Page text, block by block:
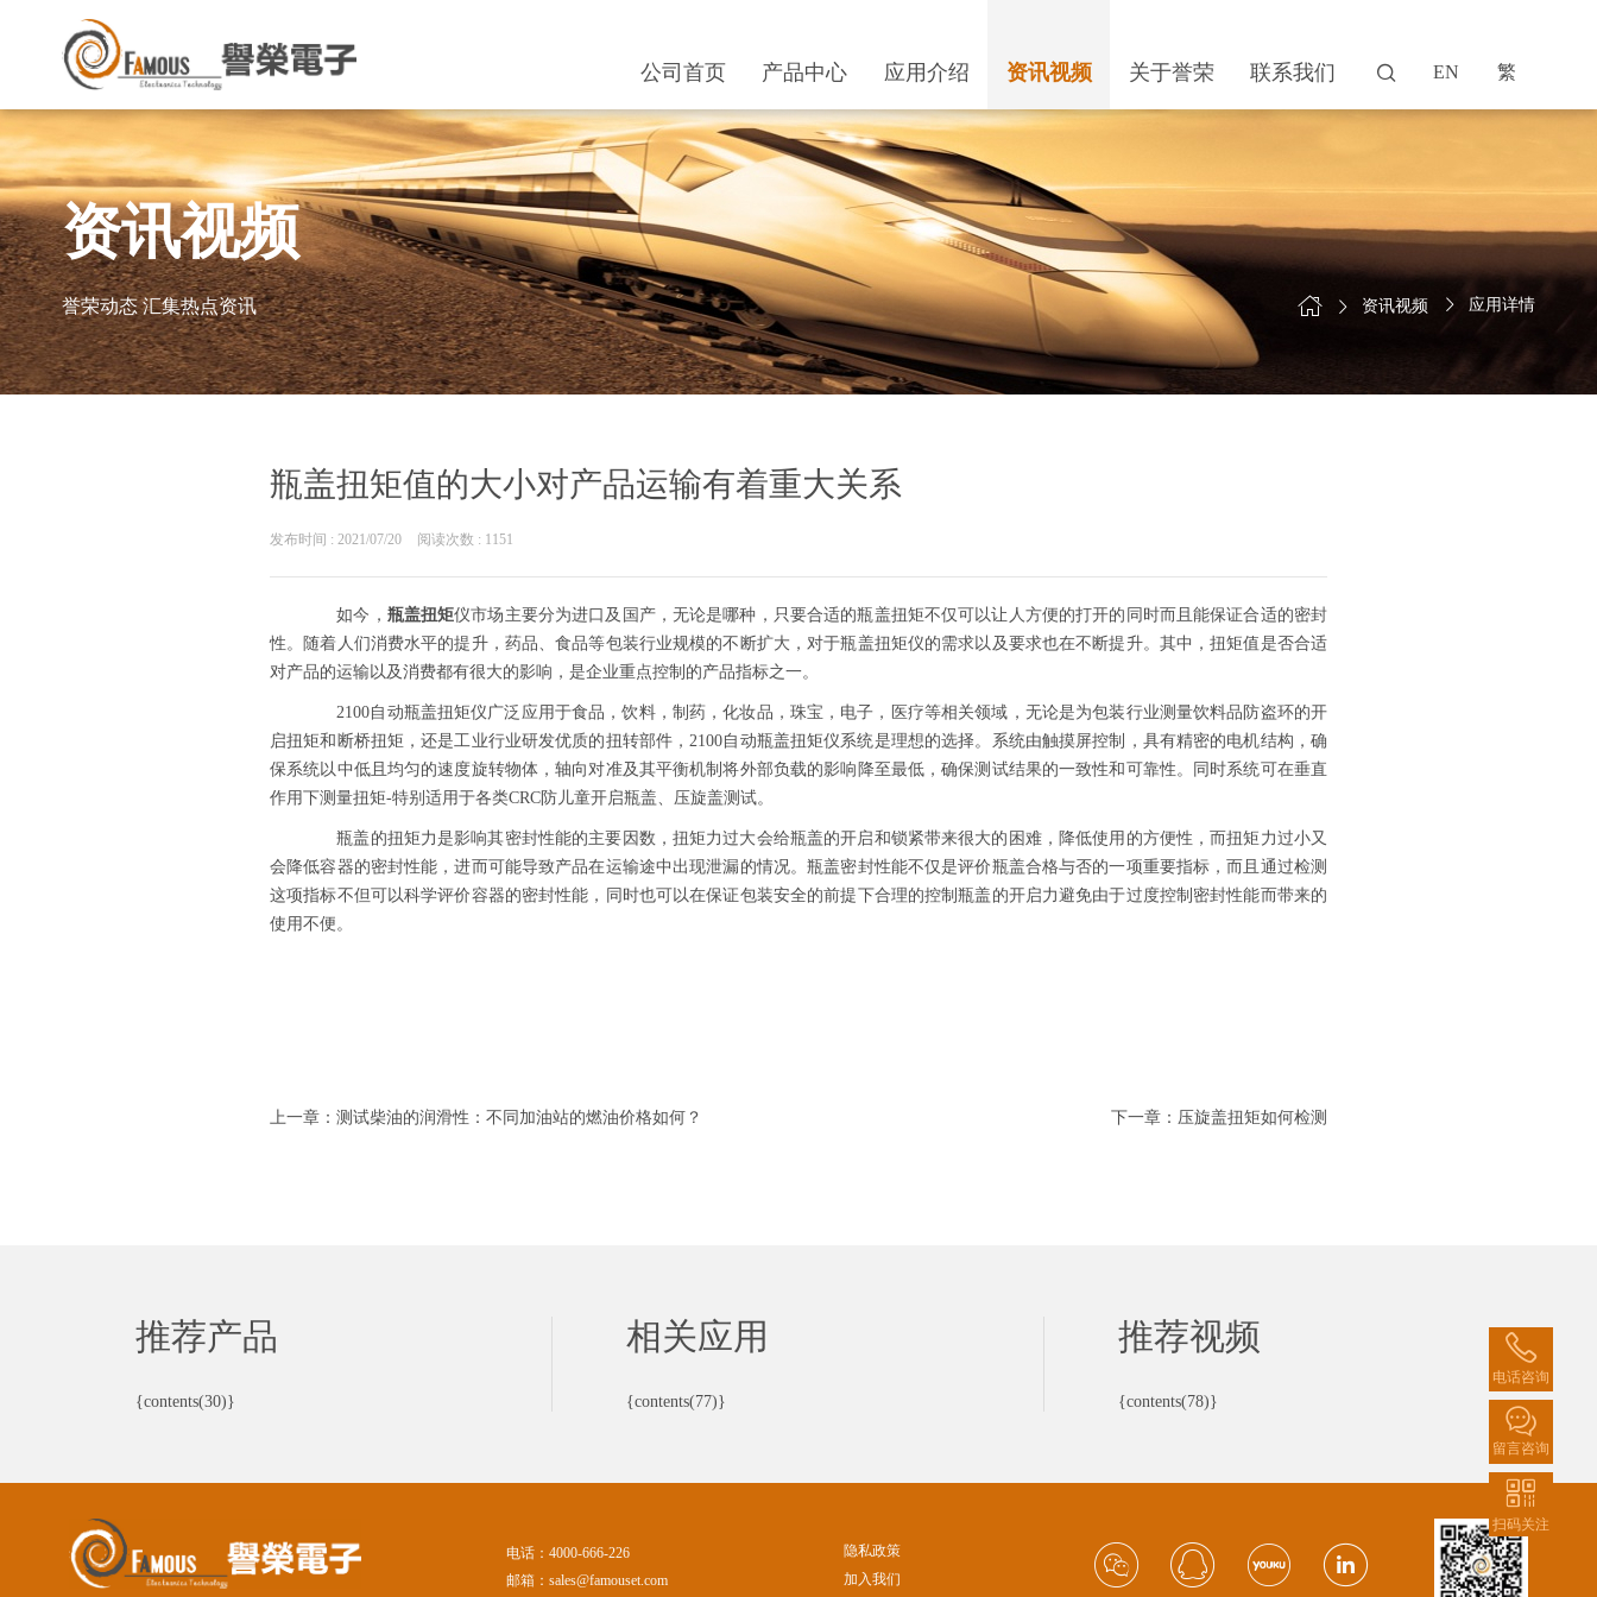
公司首页 产品中心 应用介绍 资讯视频 关于誉荣 联系我们 EN 繁
资讯视频
誉荣动态 汇集热点资讯 资讯视频 应用详情
瓶盖扭矩值的大小对产品运输有着重大关系
发布时间 : 2021/07/20 阅读次数 : 1151
如今， 瓶盖扭矩仪市场主要分为进口及国产，无论是哪种，只要合适的瓶盖扭矩不仅可以让人方便的打开的同时而且能保证合适的密封
性。随着人们消费水平的提升，药品、食品等包装行业规模的不断扩大，对于瓶盖扭矩仪的需求以及要求也在不断提升。其中，扭矩值是否合适
对产品的运输以及消费都有很大的影响，是企业重点控制的产品指标之一。
2100自动瓶盖扭矩仪广泛应用于食品，饮料，制药，化妆品，珠宝，电子，医疗等相关领域，无论是为包装行业测量饮料品防盗环的开
启扭矩和断桥扭矩，还是工业行业研发优质的扭转部件，2100自动瓶盖扭矩仪系统是理想的选择。系统由触摸屏控制，具有精密的电机结构，确
保系统以中低且均匀的速度旋转物体，轴向对准及其平衡机制将外部负载的影响降至最低，确保测试结果的一致性和可靠性。同时系统可在垂直
作用下测量扭矩-特别适用于各类CRC防儿童开启瓶盖、压旋盖测试。
瓶盖的扭矩力是影响其密封性能的主要因数，扭矩力过大会给瓶盖的开启和锁紧带来很大的困难，降低使用的方便性，而扭矩力过小又
会降低容器的密封性能，进而可能导致产品在运输途中出现泄漏的情况。瓶盖密封性能不仅是评价瓶盖合格与否的一项重要指标，而且通过检测
这项指标不但可以科学评价容器的密封性能，同时也可以在保证包装安全的前提下合理的控制瓶盖的开启力避免由于过度控制密封性能而带来的
使用不便。
上一章：测试柴油的润滑性：不同加油站的燃油价格如何？ 下一章：压旋盖扭矩如何检测
推荐产品
{contents(30)}
相关应用
{contents(77)}
推荐视频
{contents(78)}
电话：4000-666-226
邮箱：sales@famouset.com
隐私政策
加入我们
电话咨询
留言咨询
扫码关注